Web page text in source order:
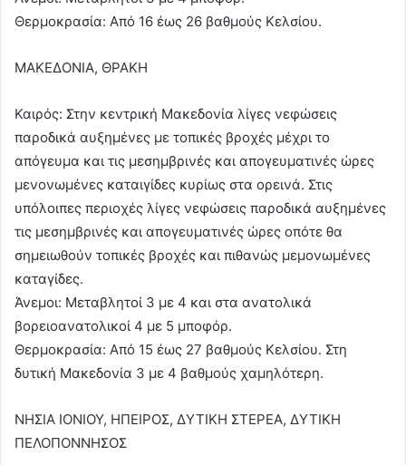
Θερμοκρασία: Από 16 έως 26 βαθμούς Κελσίου.
ΜΑΚΕΔΟΝΙΑ, ΘΡΑΚΗ
Καιρός: Στην κεντρική Μακεδονία λίγες νεφώσεις
παροδικά αυξημένες με τοπικές βροχές μέχρι το
απόγευμα και τις μεσημβρινές και απογευματινές ώρες
μενονωμένες καταιγίδες κυρίως στα ορεινά. Στις
υπόλοιπες περιοχές λίγες νεφώσεις παροδικά αυξημένες
τις μεσημβρινές και απογευματινές ώρες οπότε θα
σημειωθούν τοπικές βροχές και πιθανώς μεμονωμένες
καταγίδες.
Άνεμοι: Μεταβλητοί 3 με 4 και στα ανατολικά
βορειοανατολικοί 4 με 5 μποφόρ.
Θερμοκρασία: Από 15 έως 27 βαθμούς Κελσίου. Στη
δυτική Μακεδονία 3 με 4 βαθμούς χαμηλότερη.
ΝΗΣΙΑ ΙΟΝΙΟΥ, ΗΠΕΙΡΟΣ, ΔΥΤΙΚΗ ΣΤΕΡΕΑ, ΔΥΤΙΚΗ
ΠΕΛΟΠΟΝΝΗΣΟΣ